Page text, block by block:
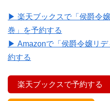
▶ 楽天ブックスで「侯爵令
巻」を予約する
▶ Amazonで「侯爵令嬢リ
約する
楽天ブックスで予約する